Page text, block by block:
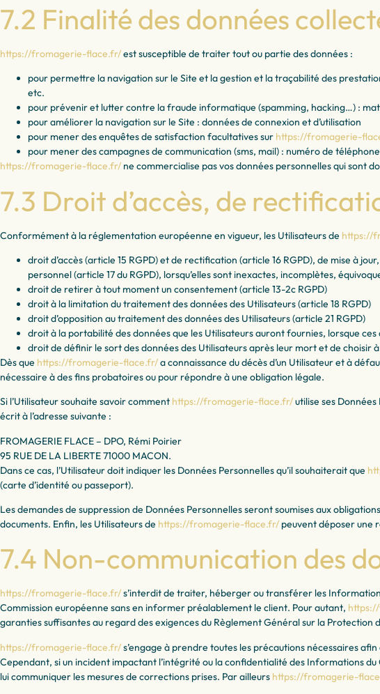
7.2 Finalité des données
https://fromagerie-flace.fr/est susceptible de traiter tout ou partie des données :
pour permettre la navigation sur le Site et la gestion et la traçabilité des
etc.
pour prévenir et lutter contre la fraude informatique (spamming, hacking…) :
pour améliorer la navigation sur le Site : données de connexion et d’utilisation
pour mener des enquêtes de satisfaction facultatives sur https://fromagerie-
pour mener des campagnes de communication (sms, mail) : numéro de
https://fromagerie-flace.fr/ ne commercialise pas vos données personnelles qui sont
7.3 Droit d’accès, de
Conformément à la réglementation européenne en vigueur, les Utilisateurs de https://
droit d’accès (article 15 RGPD) et de rectification (article 16 RGPD), de mise à
personnel (article 17 du RGPD), lorsqu’elles sont inexactes, incomplètes,
droit de retirer à tout moment un consentement (article 13-2c RGPD)
droit à la limitation du traitement des données des Utilisateurs (article 18 RGPD)
droit d’opposition au traitement des données des Utilisateurs (article 21 RGPD)
droit à la portabilité des données que les Utilisateurs auront fournies, lorsque
droit de définir le sort des données des Utilisateurs après leur mort et de choisir
Dès que https://fromagerie-flace.fr/a connaissance du décès d’un Utilisateur et à
nécessaire à des fins probatoires ou pour répondre à une obligation légale.
Si l’Utilisateur souhaite savoir comment https://fromagerie-flace.fr/utilise ses
écrit à l’adresse suivante :
FROMAGERIE FLACE – DPO, Rémi Poirier
95 RUE DE LA LIBERTE 71000 MACON.
Dans ce cas, l’Utilisateur doit indiquer les Données Personnelles qu’il souhaiterait que
(carte d’identité ou passeport).
Les demandes de suppression de Données Personnelles seront soumises aux
documents. Enfin, les Utilisateurs de https://fromagerie-flace.fr/ peuvent déposer une
7.4 Non-communication des
https://fromagerie-flace.fr/s’interdit de traiter, héberger ou transférer les
Commission européenne sans en informer préalablement le client. Pour autant,
garanties suffisantes au regard des exigences du Règlement Général sur la Protection
https://fromagerie-flace.fr/s’engage à prendre toutes les précautions nécessaires
Cependant, si un incident impactant l’intégrité ou la confidentialité des Informations
lui communiquer les mesures de corrections prises. Par ailleurs https://fromagerie-